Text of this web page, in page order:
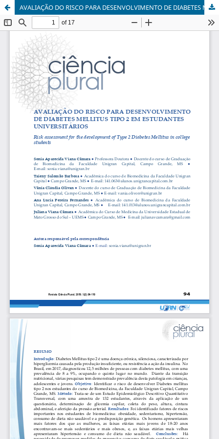
AVALIAÇÃO DO RISCO PARA DESENVOLVIMENTO DE DIABETES MELLITUS TIPO 2 EM ESTUDANTES UNIVERSITÁRIOS